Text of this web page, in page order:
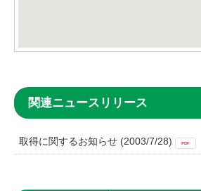
関連ニュースリリース
取得に関するお知らせ (2003/7/28) PDF